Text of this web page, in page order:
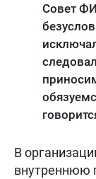
Совет
В
внутреннюю